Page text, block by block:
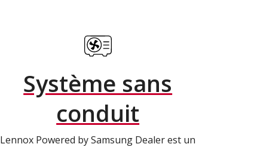
Système sans
conduit
Lennox Powered by Samsung Dealer est un